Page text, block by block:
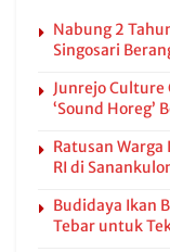
Nabung 2
Singosari
Junrejo
‘Sound Horeg’
Ratusan
RI di
Budidaya Ikan
Tebar untuk